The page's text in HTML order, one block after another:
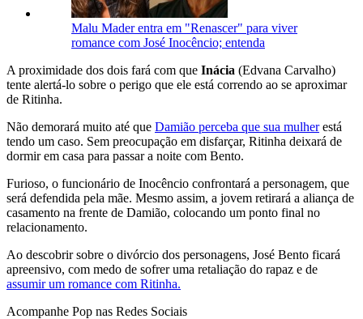
Malu Mader entra em "Renascer" para viver
romance com José Inocêncio; entenda
A proximidade dos dois fará com que Inácia (Edvana Carvalho)
tente alertá-lo sobre o perigo que ele está correndo ao se aproximar
de Ritinha.
Não demorará muito até que Damião perceba que sua mulherestá
tendo um caso. Sem preocupação em disfarçar, Ritinha deixará de
dormir em casa para passar a noite com Bento.
Furioso, o funcionário de Inocêncio confrontará a personagem, que
será defendida pela mãe. Mesmo assim, a jovem retirará a aliança de
casamento na frente de Damião, colocando um ponto final no
relacionamento.
Ao descobrir sobre o divórcio dos personagens, José Bento ficará
apreensivo, com medo de sofrer uma retaliação do rapaz e de
assumir um romance com Ritinha.
Acompanhe Pop nas Redes Sociais